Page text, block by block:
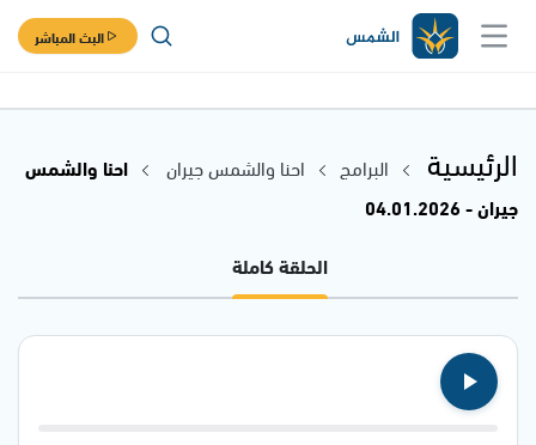
البث المباشر
الرئيسية البرامج احنا والشمس جيران
احنا والشمس
جيران - 04.01.2026
الحلقة كاملة